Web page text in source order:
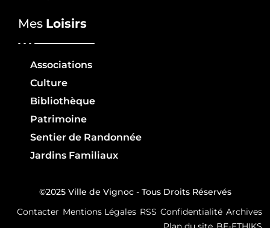
Mes Loisirs
Associations
Culture
Bibliothèque
Patrimoine
Sentier de Randonnée
Jardins Familiaux
©2025 Ville de Vignoc - Tous Droits Réservés
Contacter Mentions Légales RSS Confidentialité Archives